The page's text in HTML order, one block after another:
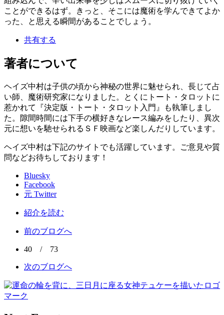
ことができるはず。きっと、そこには魔術を学んできてよか
った、と思える瞬間があることでしょう。
共有する
著者について
ヘイズ中村は子供の頃から神秘の世界に魅せられ、長じて占
い師、魔術研究家になりました。とくにトート・タロットに
惹かれて『決定版・トート・タロット入門』も執筆しまし
た。隙間時間には下手の横好きなレース編みをしたり、異次
元に想いを馳せられるＳＦ映画など楽しんだりしています。
ヘイズ中村は下記のサイトでも活躍しています。ご意見や質
問などお待ちしております！
Bluesky
Facebook
元 Twitter
紹介を読む
前のブログへ
40 / 73
次のブログへ